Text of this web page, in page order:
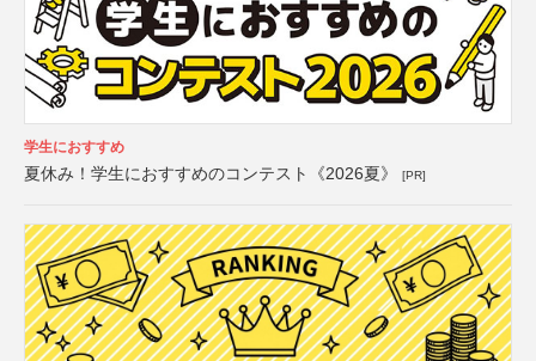
学生におすすめ
夏休み！学生におすすめのコンテスト《2026夏》 [PR]